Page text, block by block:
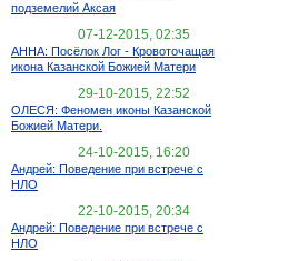
подземелий Аксая
07-12-2015, 02:35
АННА: Посёлок Лог - Кровоточащая
икона Казанской Божией Матери
29-10-2015, 22:52
ОЛЕСЯ: Феномен иконы Казанской
Божией Матери.
24-10-2015, 16:20
Андрей: Поведение при встрече с
НЛО
22-10-2015, 20:34
Андрей: Поведение при встрече с
НЛО